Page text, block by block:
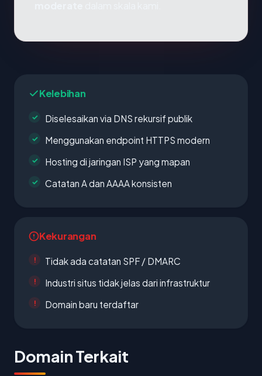
Kelebihan
Diselesaikan via DNS rekursif publik
Menggunakan endpoint HTTPS modern
Hosting di jaringan ISP yang mapan
Catatan A dan AAAA konsisten
Kekurangan
Tidak ada catatan SPF / DMARC
Industri situs tidak jelas dari infrastruktur
Domain baru terdaftar
Domain Terkait